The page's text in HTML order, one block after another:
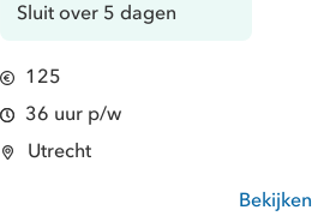
Sluit over 5 dagen
125
36 uur p/w
Utrecht
Bekijken